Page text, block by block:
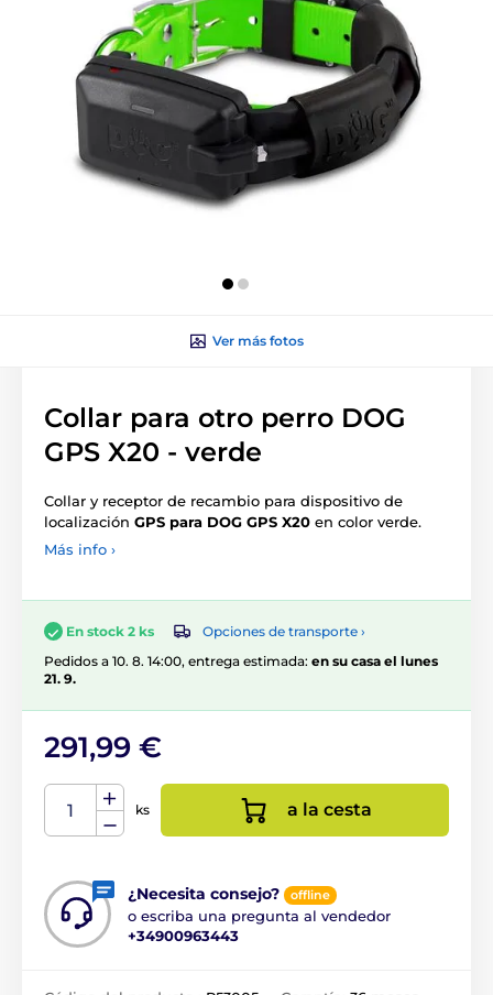
Ver más fotos
Collar para otro perro DOG
GPS X20 - verde
Collar y receptor de recambio para dispositivo de
localización GPS para DOG GPS X20 en color verde.
Más info ›
En stock 2 ks
Opciones de transporte ›
Pedidos a 10. 8. 14:00, entrega estimada: en su casa el lunes
21. 9.
291,99 €
ks a la cesta
¿Necesita consejo? offline
o escriba una pregunta al vendedor
+34900963443